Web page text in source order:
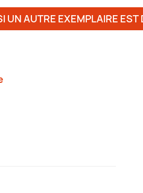
UN AUTRE EXEMPLAIRE EST